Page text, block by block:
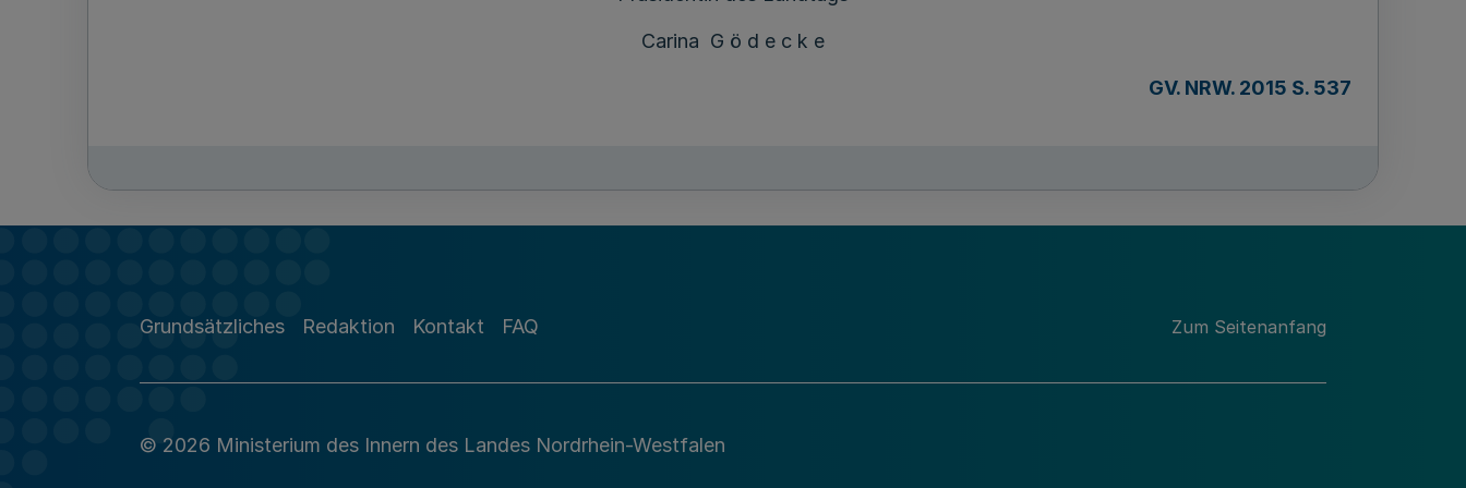
Carina G ö d e c k e
GV. NRW. 2015 S. 537
Grundsätzliches Redaktion Kontakt FAQ Zum Seitenanfang
© 2026 Ministerium des Innern des Landes Nordrhein-Westfalen